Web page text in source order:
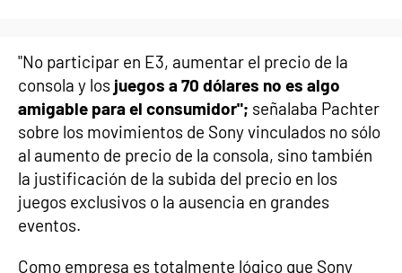
"No participar en E3, aumentar el precio de la
consola y los juegos a 70 dólares no es algo
amigable para el consumidor"; señalaba Pachter
sobre los movimientos de Sony vinculados no sólo
al aumento de precio de la consola, sino también
la justificación de la subida del precio en los
juegos exclusivos o la ausencia en grandes
eventos.
Como empresa es totalmente lógico que Sony